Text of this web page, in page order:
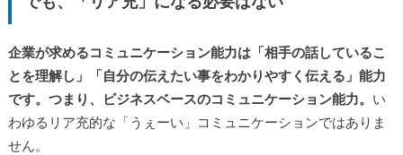
企業が求めるコミュニケーション能力は「相手の話しているこ
とを理解し」「自分の伝えたい事をわかりやすく伝える」能力
です。つまり、ビジネスベースのコミュニケーション能力。 い
わゆるリア充的な「うぇーい」コミュニケーションではありま
せん。